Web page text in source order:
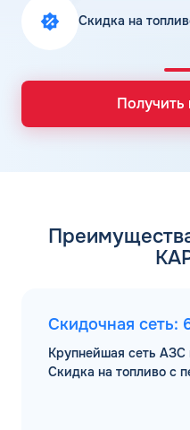
Скидка на
Скидочная сеть:
Крупнейшая сеть
Скидка на топливо с